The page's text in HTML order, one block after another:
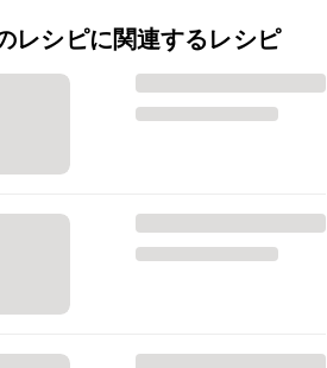
レシピに関連するレシピ